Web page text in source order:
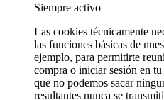
Siempre activo
Las cookies técnicamente
las funciones básicas de
ejemplo, para permitirte
compra o iniciar sesión en
que no podemos sacar
resultantes nunca se